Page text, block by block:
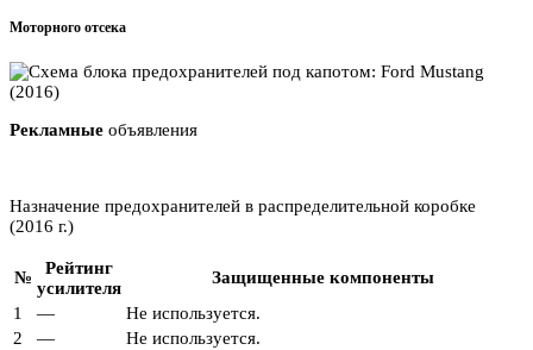
Моторного отсека
Рекламные объявления
Назначение предохранителей в распределительной коробке
(2016 г.)
№
Рейтинг
усилителя
Защищенные компоненты
1
—
Не используется.
2
—
Не используется.